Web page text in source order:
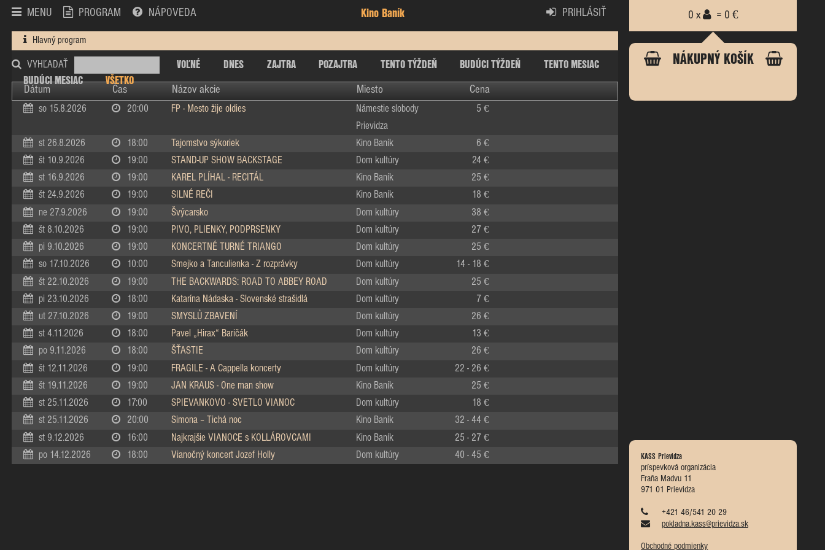
MENU PROGRAM NÁPOVEDA Kino Baník PRIHLÁSIŤ
Hlavný program
VYHĽADAŤ VOĽNÉ DNES ZAJTRA POZAJTRA TENTO TÝŽDEŇ BUDÚCI TÝŽDEŇ
TENTO MESIAC
BUDÚCI MESIAC
VŠETKO
Dátum Čas Názov akcie Miesto Cena
0 x = 0 €
NÁKUPNÝ KOŠÍK
KASS Prievidza
príspevková organizácia
Fraňa Madvu 11
971 01 Prievidza
+421 46/541 20 29
pokladna.kass@prievidza.sk
Obchodné podmienky
so 15.8.2026 20:00 FP - Mesto žije oldies
Námestie slobody
Prievidza
5 €
st 26.8.2026 18:00 Tajomstvo sýkoriek Kino Baník 6 €
št 10.9.2026 19:00 STAND-UP SHOW BACKSTAGE Dom kultúry 24 €
st 16.9.2026 19:00 KAREL PLÍHAL - RECITÁL Kino Baník 25 €
št 24.9.2026 19:00 SILNÉ REČI Kino Baník 18 €
ne 27.9.2026 19:00 Švýcarsko Dom kultúry 38 €
št 8.10.2026 19:00 PIVO, PLIENKY, PODPRSENKY Dom kultúry 27 €
pi 9.10.2026 19:00 KONCERTNÉ TURNÉ TRIANGO Dom kultúry 25 €
so 17.10.2026 10:00 Smejko a Tanculienka - Z rozprávky Dom kultúry 14 - 18 €
št 22.10.2026 19:00 THE BACKWARDS: ROAD TO ABBEY ROAD Dom kultúry 25 €
pi 23.10.2026 18:00 Katarína Nádaska - Slovenské strašidlá Dom kultúry 7 €
ut 27.10.2026 19:00 SMYSLŮ ZBAVENÍ Dom kultúry 26 €
st 4.11.2026 18:00 Pavel „Hirax“ Baričák Dom kultúry 13 €
po 9.11.2026 18:00 ŠŤASTIE Dom kultúry 26 €
št 12.11.2026 19:00 FRAGILE - A Cappella koncerty Dom kultúry 22 - 26 €
št 19.11.2026 19:00 JAN KRAUS - One man show Kino Baník 25 €
st 25.11.2026 17:00 SPIEVANKOVO - SVETLO VIANOC Dom kultúry 18 €
st 25.11.2026 20:00 Simona – Tichá noc Kino Baník 32 - 44 €
st 9.12.2026 16:00 Najkrajšie VIANOCE s KOLLÁROVCAMI Kino Baník 25 - 27 €
po 14.12.2026 18:00 Vianočný koncert Jozef Holly Dom kultúry 40 - 45 €